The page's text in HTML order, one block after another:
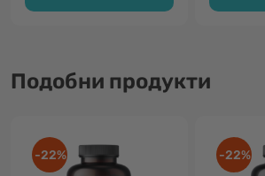
Подобни продукти
-22% -22%